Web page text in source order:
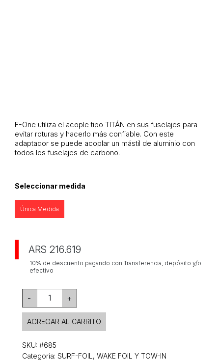
F-One utiliza el acople tipo TITÁN en sus fuselajes para
evitar roturas y hacerlo más confiable. Con este
adaptador se puede acoplar un mástil de aluminio con
todos los fuselajes de carbono.
Seleccionar medida
Única Medida
ARS 216.619
10% de descuento pagando con Transferencia, depósito y/o
efectivo
- 1 +
AGREGAR AL CARRITO
SKU: #685
Categoría: SURF-FOIL, WAKE FOIL Y TOW-IN